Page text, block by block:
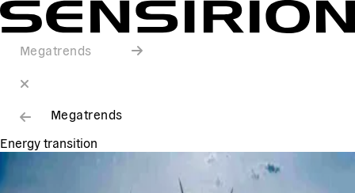
Megatrends
Megatrends
Energy transition